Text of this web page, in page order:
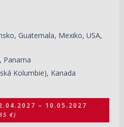
Guatemala, Mexiko, USA,
Panama
Kolumbie), Kanada
– 10.05.2027
€)